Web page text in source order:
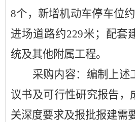
8个，新增机动车停车位
进场道路约229米；配套
统及其他附属工程。
采购内容：编制上述
议书及可行性研究报告，
关深度要求及报批报建需